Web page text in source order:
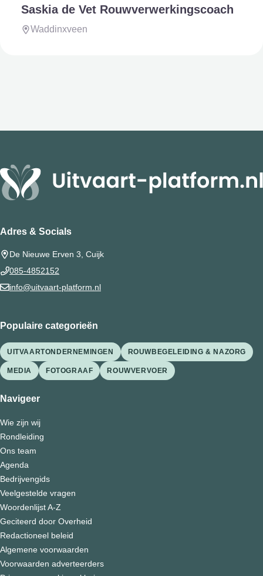
Saskia de Vet Rouwverwerkingscoach
Waddinxveen
Adres & Socials
De Nieuwe Erven 3, Cuijk
085-4852152
info@uitvaart-platform.nl
Populaire categorieën
UITVAARTONDERNEMINGEN ROUWBEGELEIDING & NAZORG
MEDIA FOTOGRAAF ROUWVERVOER
Navigeer
Wie zijn wij
Rondleiding
Ons team
Agenda
Bedrijvengids
Veelgestelde vragen
Woordenlijst A-Z
Geciteerd door Overheid
Redactioneel beleid
Algemene voorwaarden
Voorwaarden adverteerders